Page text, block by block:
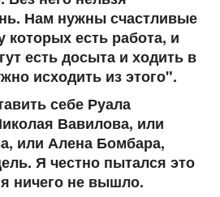
Нам нужны счастливые
есть работа, и
есть досыта и ходить в
исходить из этого".
себе Руала
Вавилова, или
или Алена Бомбара,
Я честно пытался это
ничего не вышло.